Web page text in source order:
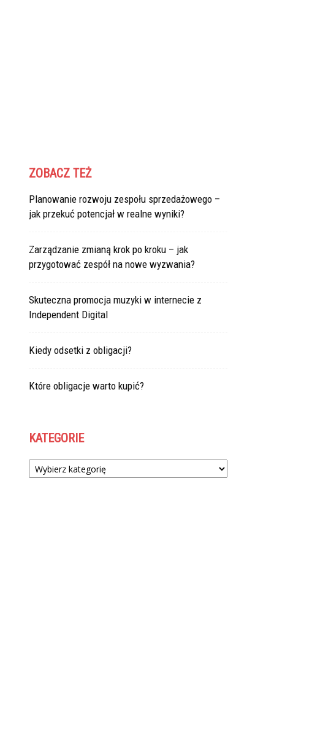
ZOBACZ TEŻ
Planowanie rozwoju zespołu sprzedażowego –
jak przekuć potencjał w realne wyniki?
Zarządzanie zmianą krok po kroku – jak
przygotować zespół na nowe wyzwania?
Skuteczna promocja muzyki w internecie z
Independent Digital
Kiedy odsetki z obligacji?
Które obligacje warto kupić?
KATEGORIE
Kategorie